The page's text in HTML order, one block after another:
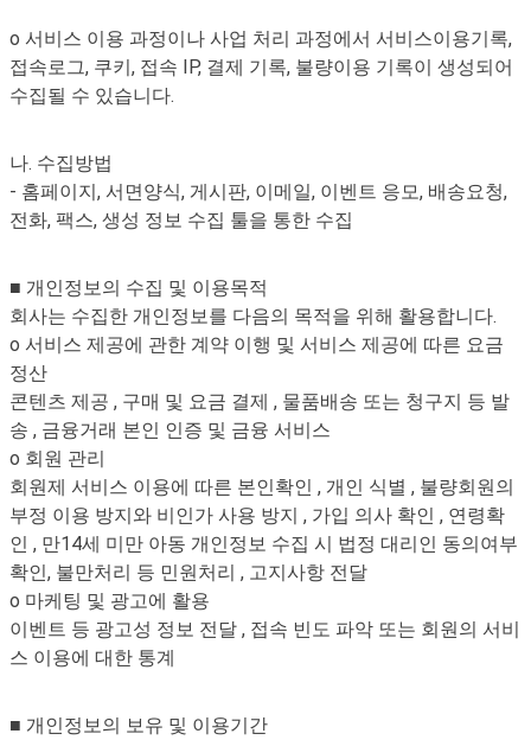
o 서비스 이용 과정이나 사업 처리 과정에서 서비스이용기록,
접속로그, 쿠키, 접속 IP, 결제 기록, 불량이용 기록이 생성되어
수집될 수 있습니다.
나. 수집방법
- 홈페이지, 서면양식, 게시판, 이메일, 이벤트 응모, 배송요청,
전화, 팩스, 생성 정보 수집 툴을 통한 수집
■ 개인정보의 수집 및 이용목적
회사는 수집한 개인정보를 다음의 목적을 위해 활용합니다.
o 서비스 제공에 관한 계약 이행 및 서비스 제공에 따른 요금
정산
콘텐츠 제공 , 구매 및 요금 결제 , 물품배송 또는 청구지 등 발
송 , 금융거래 본인 인증 및 금융 서비스
o 회원 관리
회원제 서비스 이용에 따른 본인확인 , 개인 식별 , 불량회원의
부정 이용 방지와 비인가 사용 방지 , 가입 의사 확인 , 연령확
인 , 만14세 미만 아동 개인정보 수집 시 법정 대리인 동의여부
확인, 불만처리 등 민원처리 , 고지사항 전달
o 마케팅 및 광고에 활용
이벤트 등 광고성 정보 전달 , 접속 빈도 파악 또는 회원의 서비
스 이용에 대한 통계
■ 개인정보의 보유 및 이용기간